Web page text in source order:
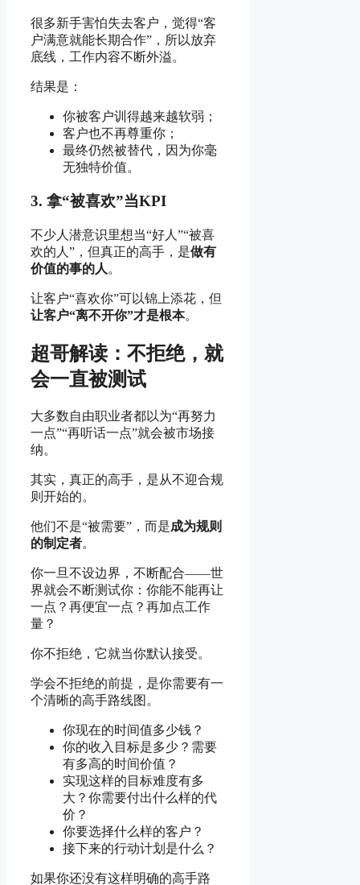
很多新手害怕失去客户，觉得“客
户满意就能长期合作”，所以放弃
底线，工作内容不断外溢。
结果是：
你被客户训得越来越软弱；
客户也不再尊重你；
最终仍然被替代，因为你毫
无独特价值。
3. 拿“被喜欢”当KPI
不少人潜意识里想当“好人”“被喜
欢的人”，但真正的高手，是做有
价值的事的人 。
让客户“喜欢你”可以锦上添花，但
让客户“离不开你”才是根本。
超哥解读：不拒绝，就
会一直被测试
大多数自由职业者都以为“再努力
一点”“再听话一点”就会被市场接
纳。
其实，真正的高手，是从不迎合规
则开始的。
他们不是“被需要”，而是成为规则
的制定者。
你一旦不设边界，不断配合——世
界就会不断测试你：你能不能再让
一点？再便宜一点？再加点工作
量？
你不拒绝，它就当你默认接受。
学会不拒绝的前提，是你需要有一
个清晰的高手路线图。
你现在的时间值多少钱？
你的收入目标是多少？需要
有多高的时间价值？
实现这样的目标难度有多
大？你需要付出什么样的代
价？
你要选择什么样的客户？
接下来的行动计划是什么？
如果你还没有这样明确的高手路